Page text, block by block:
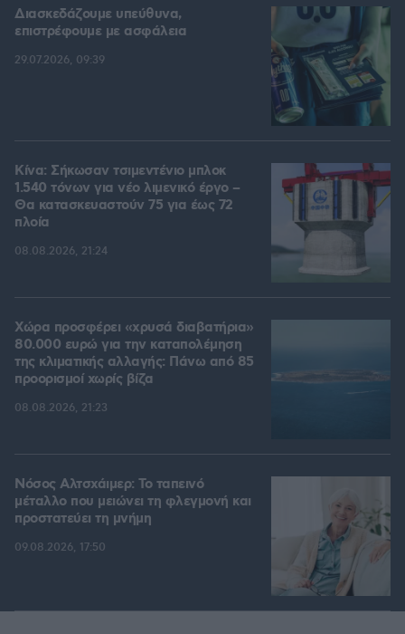
Διασκεδάζουμε υπεύθυνα,
επιστρέφουμε με ασφάλεια
29.07.2026, 09:39
Κίνα: Σήκωσαν τσιμεντένιο μπλοκ
1.540 τόνων για νέο λιμενικό έργο –
Θα κατασκευαστούν 75 για έως 72
πλοία
08.08.2026, 21:24
Χώρα προσφέρει «χρυσά διαβατήρια»
80.000 ευρώ για την καταπολέμηση
της κλιματικής αλλαγής: Πάνω από 85
προορισμοί χωρίς βίζα
08.08.2026, 21:23
Νόσος Αλτσχάιμερ: Το ταπεινό
μέταλλο που μειώνει τη φλεγμονή και
προστατεύει τη μνήμη
09.08.2026, 17:50